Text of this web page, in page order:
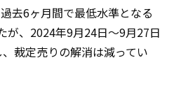
去6ヶ月間で最低水準となる
が、2024年9月24日～9月27日
裁定売りの解消は減ってい